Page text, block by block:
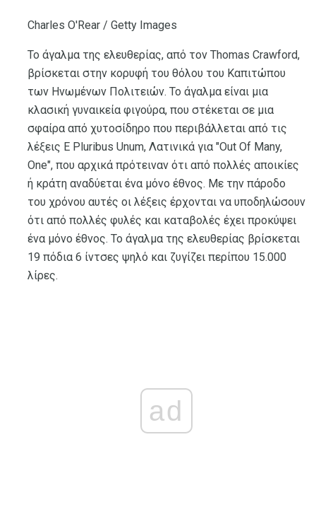
Charles O'Rear / Getty Images
Το άγαλμα της ελευθερίας, από τον Thomas Crawford,
βρίσκεται στην κορυφή του θόλου του Καπιτώπου
των Ηνωμένων Πολιτειών. Το άγαλμα είναι μια
κλασική γυναικεία φιγούρα, που στέκεται σε μια
σφαίρα από χυτοσίδηρο που περιβάλλεται από τις
λέξεις E Pluribus Unum, Λατινικά για "Out Of Many,
One", που αρχικά πρότειναν ότι από πολλές αποικίες
ή κράτη αναδύεται ένα μόνο έθνος. Με την πάροδο
του χρόνου αυτές οι λέξεις έρχονται να υποδηλώσουν
ότι από πολλές φυλές και καταβολές έχει προκύψει
ένα μόνο έθνος. Το άγαλμα της ελευθερίας βρίσκεται
19 πόδια 6 ίντσες ψηλό και ζυγίζει περίπου 15.000
λίρες.
ad